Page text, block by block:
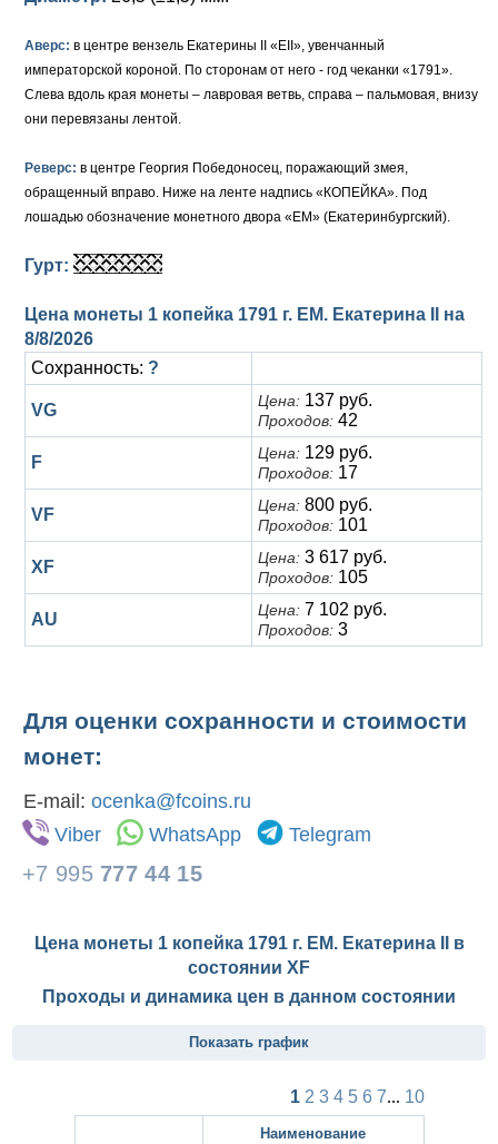
Памятные и донативные
Сибирские монеты
Для Молдавии и Валахии
Таврические монеты
Елизавета I (1741-1762)
Серебро
Медь
Для Пруссии
Ливонезы
Альбертусталер
Иоанн Антонович (1740-1741)
Анна Иоанновна (1730-1740)
Петр II (1727-1730)
Екатерина I (1725-1727)
Петр I (1682-1725)
Золото
Серебро
Медь
Аверс: в центре вензель Екатерины II «ЕII», увенчанный
императорской короной. По сторонам от него - год чеканки «1791».
Слева вдоль края монеты – лавровая ветвь, справа – пальмовая, внизу
они перевязаны лентой.
Реверс: в центре Георгия Победоносец, поражающий змея,
обращенный вправо. Ниже на ленте надпись «КОПЕЙКА». Под
лошадью обозначение монетного двора «ЕМ» (Екатеринбургский).
Гурт:
Цена монеты 1 копейка 1791 г. ЕМ. Екатерина II на
8/8/2026
Сохранность: ?
VG Цена: 137 руб.
Проходов: 42
F Цена: 129 руб.
Проходов: 17
VF Цена: 800 руб.
Проходов: 101
XF Цена: 3 617 руб.
Проходов: 105
AU Цена: 7 102 руб.
Проходов: 3
Для оценки сохранности и стоимости
монет:
E-mail: ocenka@fcoins.ru
Viber
WhatsApp Telegram
+7 995 777 44 15
Цена монеты 1 копейка 1791 г. ЕМ. Екатерина II в
состоянии XF
Проходы и динамика цен в данном состоянии
Показать график
1 2 3 4 5 6 7... 10
Наименование